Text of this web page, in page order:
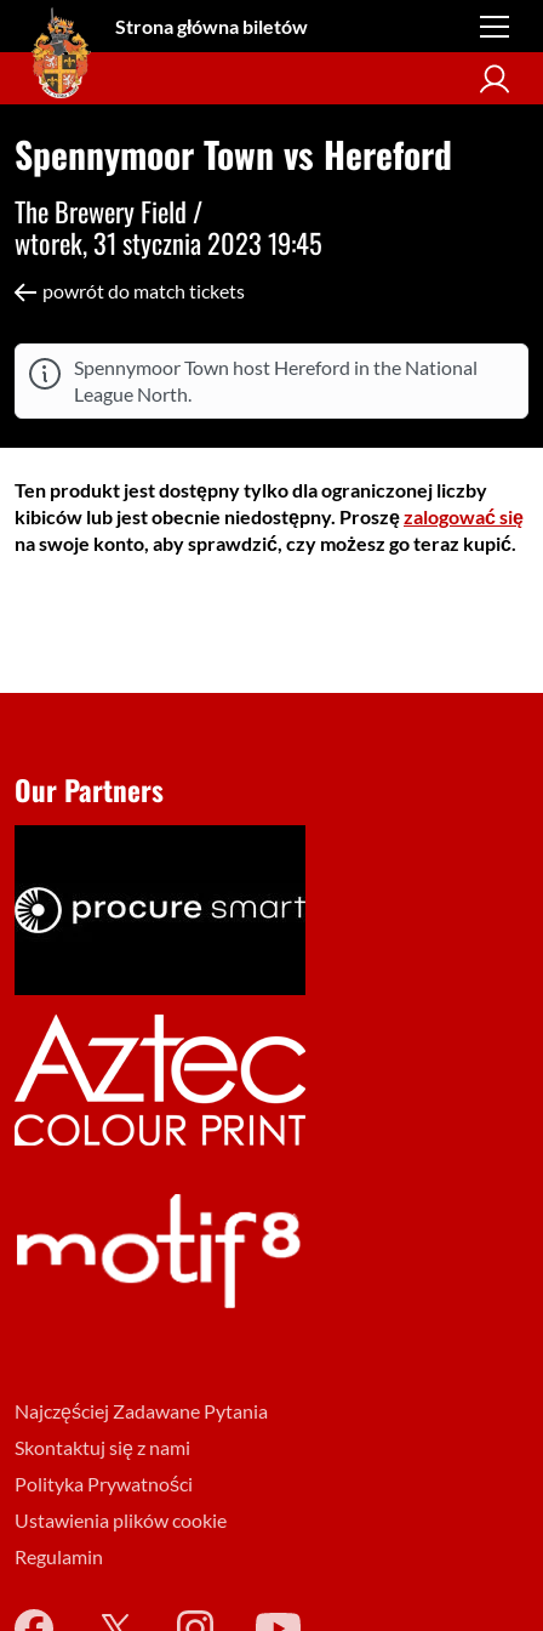
Strona główna biletów
Spennymoor Town vs Hereford
The Brewery Field /
wtorek, 31 stycznia 2023 19:45
powrót do match tickets
Spennymoor Town host Hereford in the National
League North.
Ten produkt jest dostępny tylko dla ograniczonej liczby
kibiców lub jest obecnie niedostępny. Proszęzalogować się
na swoje konto, aby sprawdzić, czy możesz go teraz kupić.
Najczęściej Zadawane Pytania
Skontaktuj się z nami
Polityka Prywatności
Ustawienia plików cookie
Regulamin
Our Partners